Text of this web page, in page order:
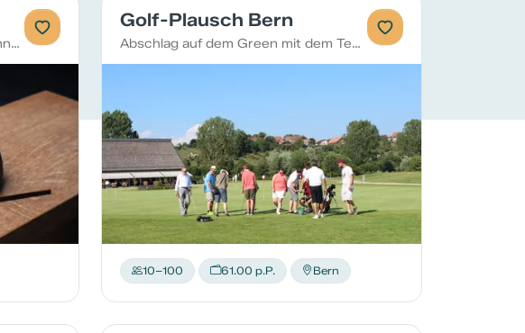
Lerne Matcha in allen Facetten kennen und geniessen
Golf-Plausch Bern
Abschlag auf dem Green mit dem Team
10–100 61.00 p.P. Bern